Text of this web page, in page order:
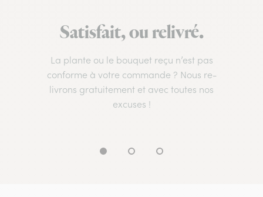
Satisfait, ou relivré.
La plante ou le bouquet reçu n’est pas
conforme à votre commande ? Nous re-
livrons gratuitement et avec toutes nos
excuses !